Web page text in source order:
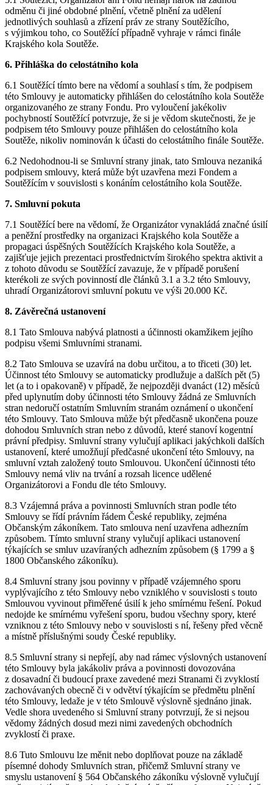
odměnu či jiné obdobné plnění, včetně plnění za udělení
jednotlivých souhlasů a zřízení práv ze strany Soutěžícího,
s výjimkou toho, co Soutěžící případně vyhraje v rámci finále
Krajského kola Soutěže.
6. Přihláška do celostátního kola
6.1 Soutěžící tímto bere na vědomí a souhlasí s tím, že podpisem
této Smlouvy je automaticky přihlášen do celostátního kola Soutěže
organizovaného ze strany Fondu. Pro vyloučení jakékoliv
pochybností Soutěžící potvrzuje, že si je vědom skutečnosti, že je
podpisem této Smlouvy pouze přihlášen do celostátního kola
Soutěže, nikoliv nominován k účasti do celostátního finále Soutěže.
6.2 Nedohodnou-li se Smluvní strany jinak, tato Smlouva nezaniká
podpisem smlouvy, která může být uzavřena mezi Fondem a
Soutěžícím v souvislosti s konáním celostátního kola Soutěže.
7. Smluvní pokuta
7.1 Soutěžící bere na vědomí, že Organizátor vynakládá značné úsilí
a peněžní prostředky na organizaci Krajského kola Soutěže a
propagaci úspěšných Soutěžících Krajského kola Soutěže, a
zajišťuje jejich prezentaci prostřednictvím širokého spektra aktivit a
z tohoto důvodu se Soutěžící zavazuje, že v případě porušení
kterékoli ze svých povinností dle článků 3.1 a 3.2 této Smlouvy,
uhradí Organizátorovi smluvní pokutu ve výši 20.000 Kč.
8. Závěrečná ustanovení
8.1 Tato Smlouva nabývá platnosti a účinnosti okamžikem jejího
podpisu všemi Smluvními stranami.
8.2 Tato Smlouva se uzavírá na dobu určitou, a to třiceti (30) let.
Účinnost této Smlouvy se automaticky prodlužuje a dalších pět (5)
let (a to i opakovaně) v případě, že nejpozději dvanáct (12) měsíců
před uplynutím doby účinnosti této Smlouvy žádná ze Smluvních
stran nedoručí ostatním Smluvním stranám oznámení o ukončení
této Smlouvy. Tato Smlouva může být předčasně ukončena pouze
dohodou Smluvních stran nebo z důvodů, které stanoví kogentní
právní předpisy. Smluvní strany vylučují aplikaci jakýchkoli dalších
ustanovení, které umožňují předčasné ukončení této Smlouvy, na
smluvní vztah založený touto Smlouvou. Ukončení účinnosti této
Smlouvy nemá vliv na trvání a rozsah licence udělené
Organizátorovi a Fondu dle této Smlouvy.
8.3 Vzájemná práva a povinnosti Smluvních stran podle této
Smlouvy se řídí právním řádem České republiky, zejména
Občanským zákoníkem. Tato smlouva není uzavřena adhezním
způsobem. Tímto smluvní strany vylučují aplikaci ustanovení
týkajících se smluv uzavíraných adhezním způsobem (§ 1799 a §
1800 Občanského zákoníku).
8.4 Smluvní strany jsou povinny v případě vzájemného sporu
vyplývajícího z této Smlouvy nebo vzniklého v souvislosti s touto
Smlouvou vyvinout přiměřené úsilí k jeho smírnému řešení. Pokud
nedojde ke smírnému vyřešení sporu, budou všechny spory, které
vzniknou z této Smlouvy nebo v souvislosti s ní, řešeny před věcně
a místně příslušnými soudy České republiky.
8.5 Smluvní strany si nepřejí, aby nad rámec výslovných ustanovení
této Smlouvy byla jakákoliv práva a povinnosti dovozována
z dosavadní či budoucí praxe zavedené mezi Stranami či zvyklostí
zachovávaných obecně či v odvětví týkajícím se předmětu plnění
této Smlouvy, ledaže je v této Smlouvě výslovně sjednáno jinak.
Vedle shora uvedeného si Smluvní strany potvrzují, že si nejsou
vědomy žádných dosud mezi nimi zavedených obchodních
zvyklostí či praxe.
8.6 Tuto Smlouvu lze měnit nebo doplňovat pouze na základě
písemné dohody Smluvních stran, přičemž Smluvní strany ve
smyslu ustanovení § 564 Občanského zákoníku výslovně vylučují